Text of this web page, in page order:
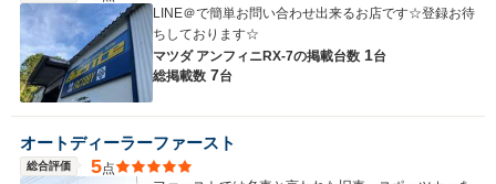
LINE＠で簡単お問い合わせ出来るお店です☆登録お待
ちしております☆
マツダ アンフィニRX-7の掲載台数 1台
総掲載数 7台
オートディーラーファースト
総合評価 5点